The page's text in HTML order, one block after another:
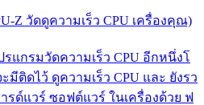
Z วัดดูความเร็ว CPU เครื่องคุณ)
แกรมวัดความเร็ว CPU อีกหนึ่งโ
ติดไว้ ดูความเร็ว CPU และ ยังรว
รด์แวร์ ซอฟต์แวร์ ในเครื่องด้วย ฟ